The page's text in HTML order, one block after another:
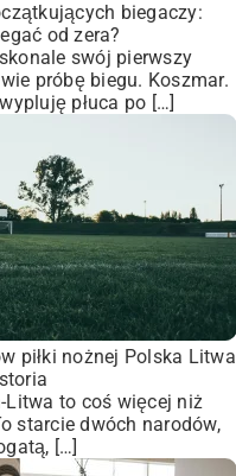
biegaczy:
od zera?
swój pierwszy
próbę biegu. Koszmar.
płuca po […]
piłki nożnej Polska Litwa
Litwa to coś więcej niż
starcie dwóch narodów,
[…]